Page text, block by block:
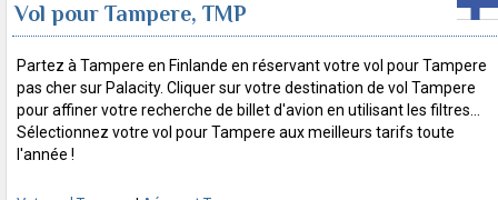
Vol pour Tampere, TMP
Partez à Tampere en Finlande en réservant votre vol pour Tampere
pas cher sur Palacity. Cliquer sur votre destination de vol Tampere
pour affiner votre recherche de billet d'avion en utilisant les filtres...
Sélectionnez votre vol pour Tampere aux meilleurs tarifs toute
l'année !